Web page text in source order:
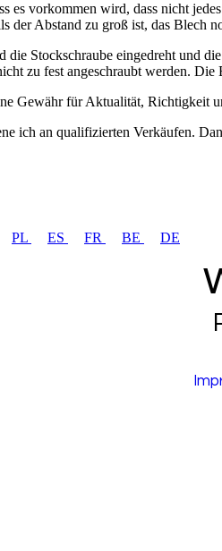
es vorkommen wird, dass nicht
der Abstand zu groß ist, das Blech
die Stockschraube eingedreht und
zu fest angeschraubt werden.
Gewähr für Aktualität, Richtigkeit
ich an qualifizierten Verkäufen.
PL ES FR BE DE